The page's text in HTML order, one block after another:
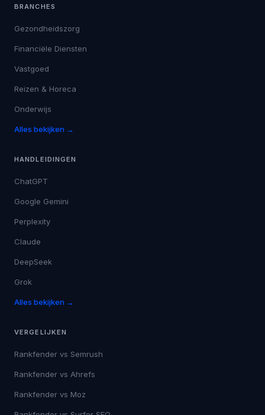
BRANCHES
Gezondheidszorg
Financiële Diensten
Vastgoed
Reizen & Horeca
Onderwijs
Alles bekijken →
HANDLEIDINGEN
ChatGPT
Google Gemini
Perplexity
Claude
DeepSeek
Grok
Alles bekijken →
VERGELIJKEN
Rankfender vs Semrush
Rankfender vs Ahrefs
Rankfender vs Moz